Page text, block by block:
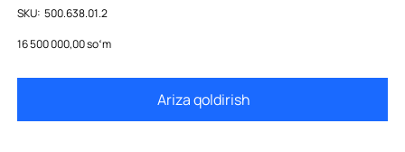
SKU: SKU
500.638.01.2
500.638.01.2
Price
16 500 000,00 soʻm
Ariza qoldirish